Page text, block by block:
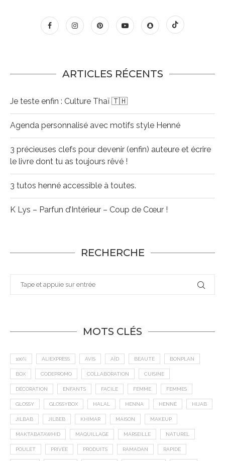
ARTICLES RÉCENTS
Je teste enfin : Culture Thaï 🇹🇭
Agenda personnalisé avec motifs style Henné
3 précieuses clefs pour devenir (enfin) auteure et écrire
le livre dont tu as toujours rêvé !
3 tutos henné accessible à toutes.
K Lys – Parfun d’Intérieur – Coup de Cœur !
RECHERCHE
MOTS CLÉS
100% ALIEXPRESS AVIS AÏD BEAUTÉ BONPLAN
BOX CODEPROMO COLLABORATION CUISINE
DÉCORATION ENFANTS FACILE FEMME FEMMES
GLOSSY GLOSSYBOX HALAL HENNA HENNÉ HIJAB
JILBAB JILBEB KHIMAR MAISON MAKEUP
MAKTABATAWHID MAQUILLAGE MARSEILLE NATUREL
POULET PRIVÉE PRODUITS RAMADAN RAPIDE